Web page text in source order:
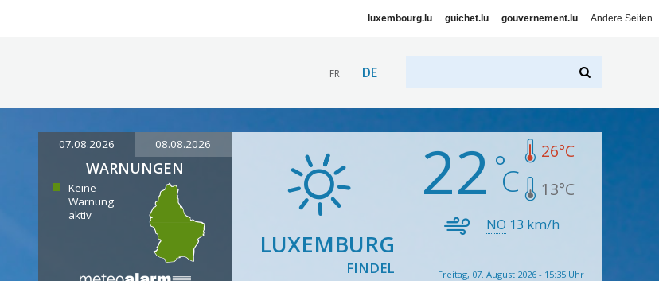
luxembourg.lu guichet.lu gouvernement.lu Andere Seiten
FR DE
07.08.2026 08.08.2026
WARNUNGEN
Keine
Warnung
aktiv
LUXEMBURG
FINDEL
22 26°C
13°C
NO 13 km/h
Freitag, 07. August 2026 - 15:35 Uhr